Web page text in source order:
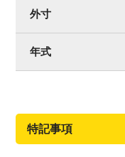
外寸
年式
特記事項